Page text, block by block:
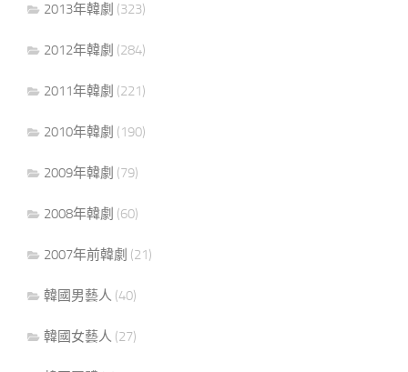
2013年韓劇 (323)
2012年韓劇 (284)
2011年韓劇 (221)
2010年韓劇 (190)
2009年韓劇 (79)
2008年韓劇 (60)
2007年前韓劇 (21)
韓國男藝人 (40)
韓國女藝人 (27)